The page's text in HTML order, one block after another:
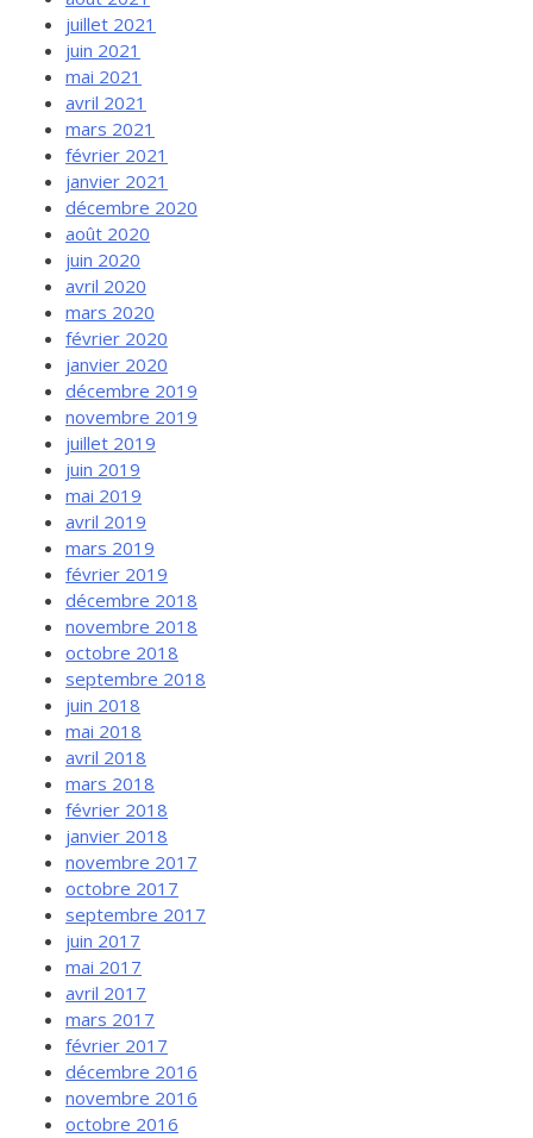
juillet 2021
juin 2021
mai 2021
avril 2021
mars 2021
février 2021
janvier 2021
décembre 2020
août 2020
juin 2020
avril 2020
mars 2020
février 2020
janvier 2020
décembre 2019
novembre 2019
juillet 2019
juin 2019
mai 2019
avril 2019
mars 2019
février 2019
décembre 2018
novembre 2018
octobre 2018
septembre 2018
juin 2018
mai 2018
avril 2018
mars 2018
février 2018
janvier 2018
novembre 2017
octobre 2017
septembre 2017
juin 2017
mai 2017
avril 2017
mars 2017
février 2017
décembre 2016
novembre 2016
octobre 2016